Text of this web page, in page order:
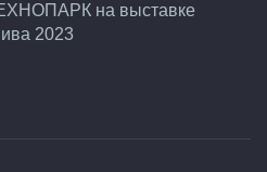
на выставке
2023